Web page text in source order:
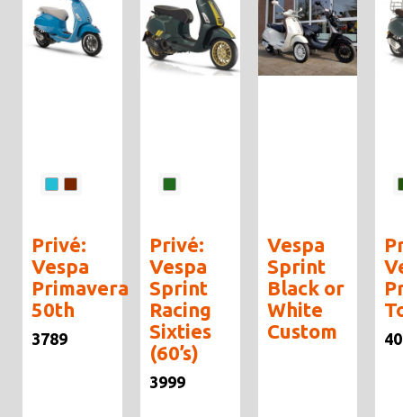
Privé:
Vespa
Primavera
50th
3789
Privé:
Vespa
Sprint
Racing
Sixties
(60’s)
3999
Vespa
Sprint
Black or
White
Custom